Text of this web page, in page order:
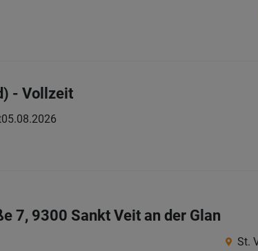
- Vollzeit
05.08.2026
7, 9300 Sankt Veit an der Glan
St.